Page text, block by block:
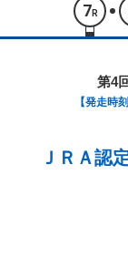
7 R
第4
【発走時刻
ＪＲＡ認